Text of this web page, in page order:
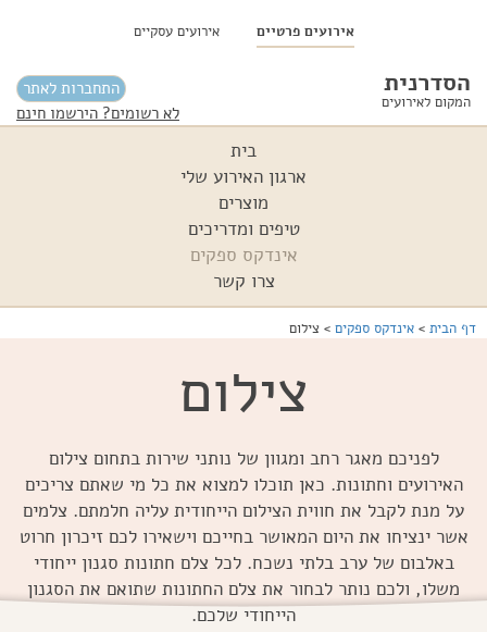
אירועים פרטיים אירועים עסקיים
הסדרנית
המקום לאירועים
התחברות לאתר
לא רשומים? הירשמו חינם
בית
ארגון האירוע שלי
מוצרים
טיפים ומדריכים
אינדקס ספקים
צרו קשר
דף הבית > אינדקס ספקים > צילום
צילום
לפניכם מאגר רחב ומגוון של נותני שירות בתחום צילום
האירועים וחתונות. כאן תוכלו למצוא את כל מי שאתם צריכים
על מנת לקבל את חווית הצילום הייחודית עליה חלמתם. צלמים
אשר ינציחו את היום המאושר בחייכם וישאירו לכם זיכרון חרוט
באלבום של ערב בלתי נשכח. לכל צלם חתונות סגנון ייחודי
משלו, ולכם נותר לבחור את צלם החתונות שתואם את הסגנון
הייחודי שלכם.